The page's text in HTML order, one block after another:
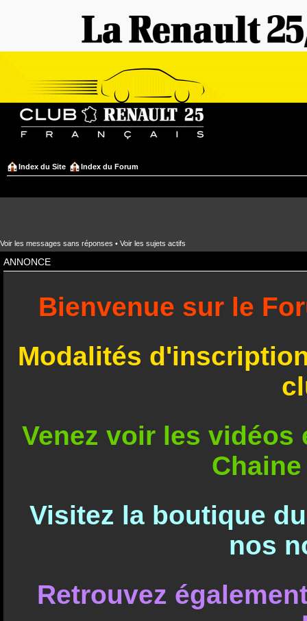
Index du Site Index du Forum
Voir les messages sans réponses • Voir les sujets actifs
ANNONCE
Bienvenue sur le
Modalités
Venez voir les
Visitez la boutique
nos
Retrouvez